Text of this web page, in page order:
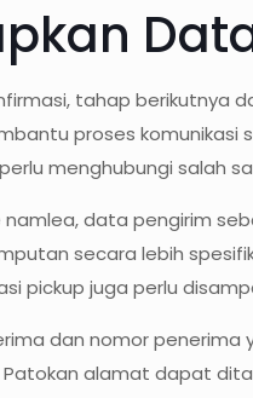
tahap berikutnya
proses
menghubungi salah
data pengirim
secara lebih
pickup juga perlu
dan nomor
alamat dapat